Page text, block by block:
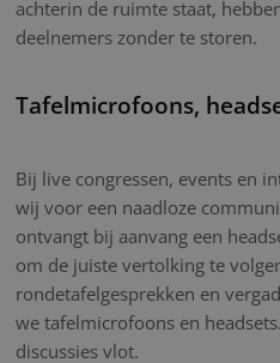
achterin de ruimte staat,
deelnemers zonder te storen.
Tafelmicrofoons,
Bij live congressen, events en
wij voor een naadloze
ontvangt bij aanvang een
om de juiste vertolking te
rondetafelgesprekken en
we tafelmicrofoons en
discussies vlot.